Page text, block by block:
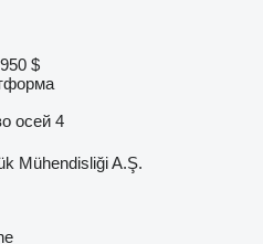
$
осей 4
Mühendisliği A.Ş.